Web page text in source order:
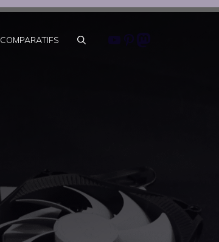
COMPARATIFS Youtube
Pinterest
Mastodon